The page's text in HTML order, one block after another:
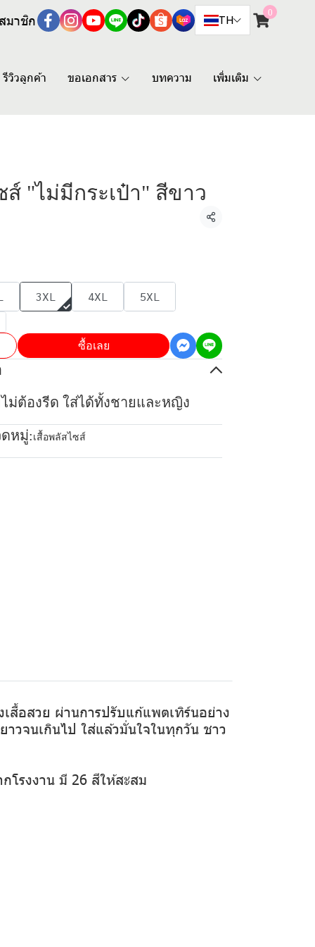
มาชิก TH
0
รีวิวลูกค้า ขอเอกสาร บทความ เพิ่มเติม
ส์ "ไม่มีกระเป๋า" สีขาว
แชร์
3XL 4XL 5XL
ซื้อเลย
ม่ต้องรีด ใส่ได้ทั้งชายและหญิง
หมู่: เสื้อพลัสไซส์
อสวย ผ่านการปรับแก้แพตเทิร์นอย่าง
วจนเกินไป ใส่แล้วมั่นใจในทุกวัน ชาว
โรงงาน มี 26 สีให้สะสม